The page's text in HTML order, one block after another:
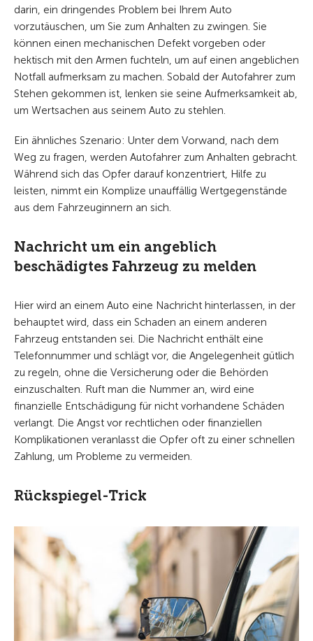
darin, ein dringendes Problem bei Ihrem Auto
vorzutäuschen, um Sie zum Anhalten zu zwingen. Sie
können einen mechanischen Defekt vorgeben oder
hektisch mit den Armen fuchteln, um auf einen angeblichen
Notfall aufmerksam zu machen. Sobald der Autofahrer zum
Stehen gekommen ist, lenken sie seine Aufmerksamkeit ab,
um Wertsachen aus seinem Auto zu stehlen.
Ein ähnliches Szenario: Unter dem Vorwand, nach dem
Weg zu fragen, werden Autofahrer zum Anhalten gebracht.
Während sich das Opfer darauf konzentriert, Hilfe zu
leisten, nimmt ein Komplize unauffällig Wertgegenstände
aus dem Fahrzeuginnern an sich.
Nachricht um ein angeblich
beschädigtes Fahrzeug zu melden
Hier wird an einem Auto eine Nachricht hinterlassen, in der
behauptet wird, dass ein Schaden an einem anderen
Fahrzeug entstanden sei. Die Nachricht enthält eine
Telefonnummer und schlägt vor, die Angelegenheit gütlich
zu regeln, ohne die Versicherung oder die Behörden
einzuschalten. Ruft man die Nummer an, wird eine
finanzielle Entschädigung für nicht vorhandene Schäden
verlangt. Die Angst vor rechtlichen oder finanziellen
Komplikationen veranlasst die Opfer oft zu einer schnellen
Zahlung, um Probleme zu vermeiden.
Rückspiegel-Trick